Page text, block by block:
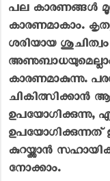
പല കാരണങ്ങൾ
കാരണമാകാം.
ശരിയായ
കാരണമാകുന്നു.
ചികിത്സിക്കാൻ
ഉപയോഗിക്കുന്നു,
ഉപയോഗിക്കുന്നത്
കുറയ്ക്കാൻ
നോക്കാം.